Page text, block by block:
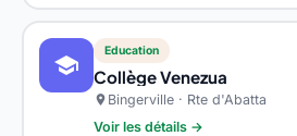
school
Education
Collège Venezua
location_on Bingerville · Rte d'Abatta
Voir les détails →